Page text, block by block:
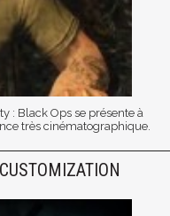
: Black Ops se présente à
très cinématographique.